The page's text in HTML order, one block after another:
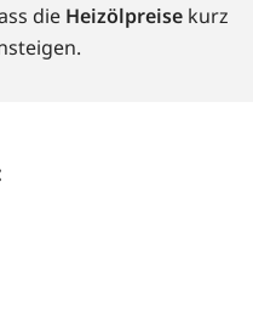
die Heizölpreise kurz